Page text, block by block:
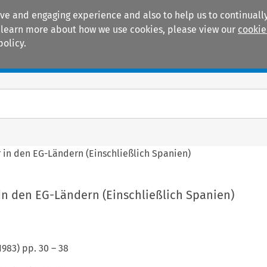
and engaging experience and also to help us to
more about how we use cookies, please view our
in den EG-Ländern (Einschließlich Spanien)
den EG-Ländern (Einschließlich Spanien)
) pp. 30 – 38